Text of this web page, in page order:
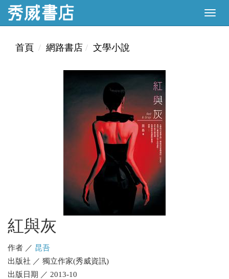
首頁 網路書店 文學小說
紅與灰
作者 ／ 昆吾
出版社 ／ 獨立作家(秀威資訊)
出版日期 ／ 2013-10